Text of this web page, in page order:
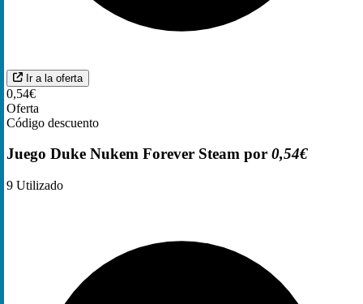
Ir a la oferta
0,54€
Oferta
Código descuento
Juego Duke Nukem Forever Steam por 0,54€
9 Utilizado